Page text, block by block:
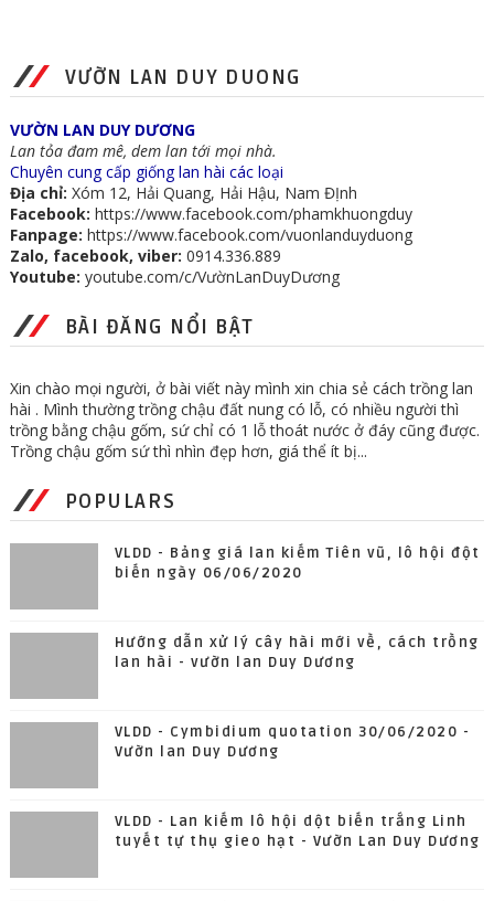
VƯỜN LAN DUY DUONG
VƯỜN LAN DUY DƯƠNG
Lan tỏa đam mê, dem lan tới mọi nhà.
Chuyên cung cấp giống lan hài các loại
Địa chỉ: Xóm 12, Hải Quang, Hải Hậu, Nam ĐỊnh
Facebook: https://www.facebook.com/phamkhuongduy
Fanpage: https://www.facebook.com/vuonlanduyduong
Zalo, facebook, viber: 0914.336.889
Youtube: youtube.com/c/VườnLanDuyDương
BÀI ĐĂNG NỔI BẬT
Xin chào mọi người, ở bài viết này mình xin chia sẻ cách trồng lan
hài . Mình thường trồng chậu đất nung có lỗ, có nhiều người thì
trồng bằng chậu gốm, sứ chỉ có 1 lỗ thoát nước ở đáy cũng được.
Trồng chậu gốm sứ thì nhìn đẹp hơn, giá thể ít bị...
POPULARS
VLDD - Bảng giá lan kiếm Tiên vũ, lô hội đột
biến ngày 06/06/2020
Hướng dẫn xử lý cây hài mới về, cách trồng
lan hài - vườn lan Duy Dương
VLDD - Cymbidium quotation 30/06/2020 -
Vườn lan Duy Dương
VLDD - Lan kiếm lô hội dột biến trắng Linh
tuyết tự thụ gieo hạt - Vườn Lan Duy Dương